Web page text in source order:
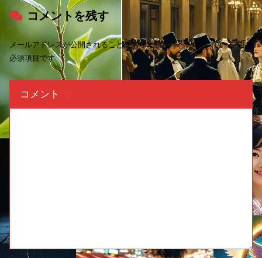
コメントを残す
メールアドレスが公開されることはありません。 ※が付いている欄は
必須項目です
コメント